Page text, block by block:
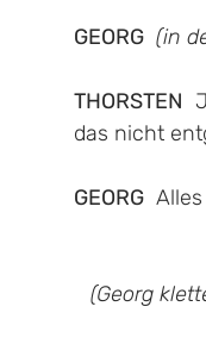
GEORG (in
THORSTEN
das nicht
GEORG
(Georg